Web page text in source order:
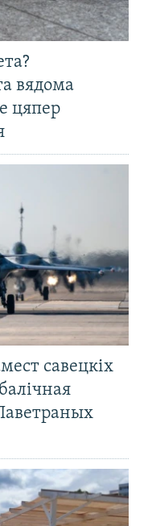
вядома
цяпер
савецкіх